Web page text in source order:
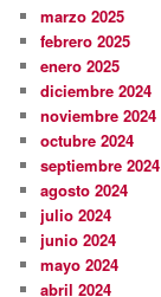
marzo 2025
febrero 2025
enero 2025
diciembre 2024
noviembre 2024
octubre 2024
septiembre 2024
agosto 2024
julio 2024
junio 2024
mayo 2024
abril 2024